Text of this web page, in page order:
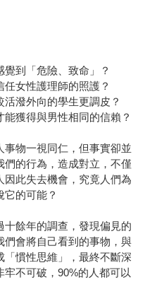
才行。 反思平等的奮
歷的殘酷轉折點，同時
感受，正是這趟奮鬥尚
發現這塊土地還有很多
到「危險、致命」？
女性護理師的照護？
潑外向的學生更調皮？
獲得與男性相同的信賴？
物一視同仁，但事實卻並
的行為，造成對立，不僅
此失去機會，究竟人們為
的可能？
餘年的調查，發現偏見的
們會將自己看到的事物，與
慣性思維」，最終不斷深
不可破，90%的人都可以